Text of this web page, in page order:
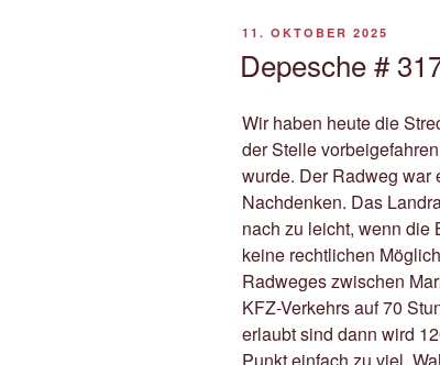
VERÖFFENTLICHT
11. OKTOBER 2025
Depesche #
Wir haben heute die
der Stelle
wurde. Der Radweg war
Nachdenken. Das
nach zu leicht, wenn die
keine rechtlichen
Radweges zwischen
KFZ-Verkehrs auf 70
erlaubt sind dann wird
Punkt einfach zu viel.